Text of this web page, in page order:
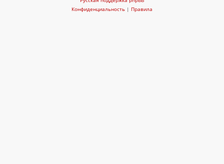
Конфиденциальность | Правила